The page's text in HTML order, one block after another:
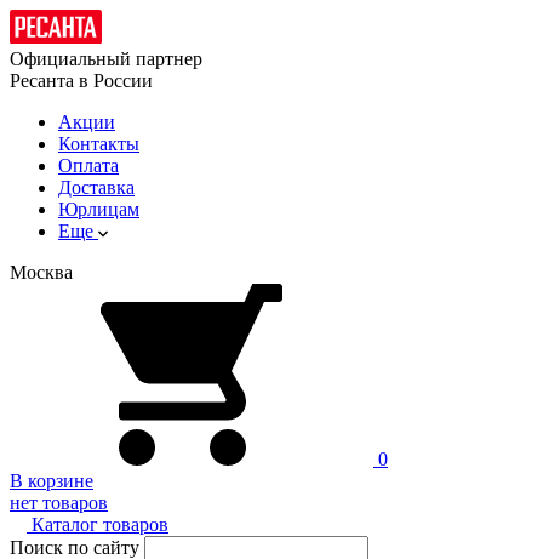
Официальный партнер
Ресанта в России
Акции
Контакты
Оплата
Доставка
Юрлицам
Еще
Москва
0
В корзине
нет товаров
Каталог товаров
Поиск по сайту